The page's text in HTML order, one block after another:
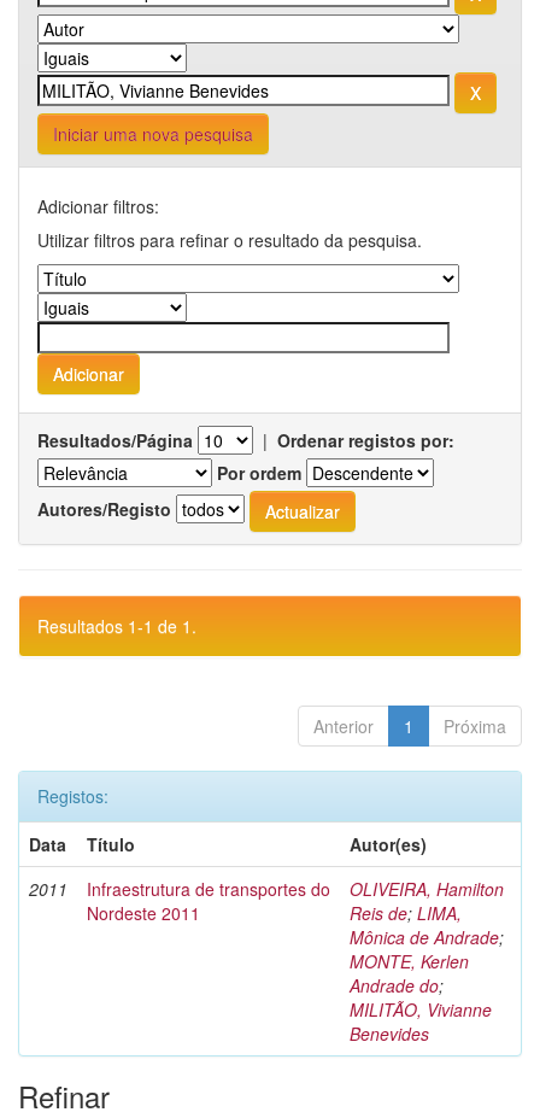
Iniciar uma nova pesquisa
Adicionar filtros:
Utilizar filtros para refinar o resultado da pesquisa.
Resultados/Página | Ordenar registos por:
Por ordem
Autores/Registo
Resultados 1-1 de 1.
Anterior 1 Próxima
Registos:
Data
Título
Autor(es)
2011
Infraestrutura de transportes do
Nordeste 2011
OLIVEIRA, Hamilton
Reis de; LIMA,
Mônica de Andrade;
MONTE, Kerlen
Andrade do;
MILITÃO, Vivianne
Benevides
Refinar